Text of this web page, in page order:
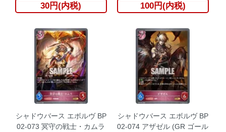
30円(内税) 100円(内税)
シャドウバース エボルヴ BP
02-073 冥守の戦士・カムラ
シャドウバース エボルヴ BP
02-074 アザゼル (GR ゴール